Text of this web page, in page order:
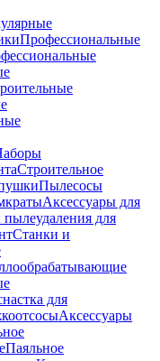
Профессиональные
Строительное
Пылесосы
Аксессуары для
для
Станки и
для
Аксессуары
Паяльное